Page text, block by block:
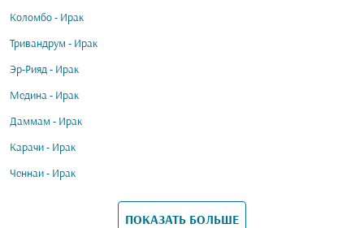
Коломбо - Ирак
Тривандрум - Ирак
Эр-Рияд - Ирак
Медина - Ирак
Даммам - Ирак
Карачи - Ирак
Ченнаи - Ирак
ПОКАЗАТЬ БОЛЬШЕ